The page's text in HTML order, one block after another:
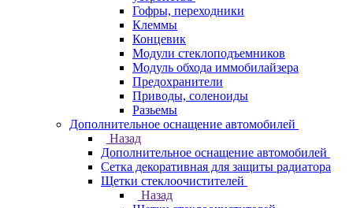
Гофры, переходники
Клеммы
Концевик
Модули стеклоподъемников
Модуль обхода иммобилайзера
Предохранители
Приводы, соленоиды
Разьемы
Дополнительное оснащение автомобилей
Назад
Дополнительное оснащение автомобилей
Сетка декоративная для защиты радиатора
Щетки стеклоочистителей
Назад